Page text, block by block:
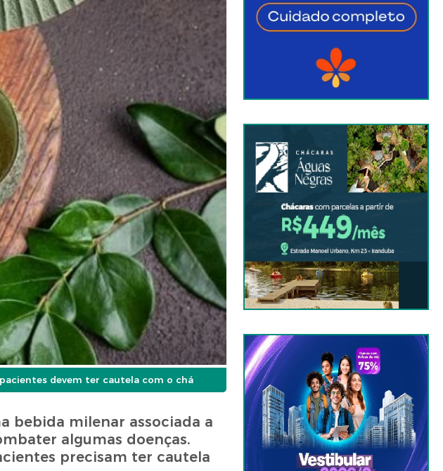
devem ter cautela com o chá
bebida milenar associada a
algumas doenças.
precisam ter cautela